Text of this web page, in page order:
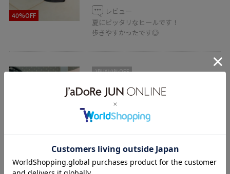
40%OFF
レビュー
夏にピッタリなヒールです！
歩きやすかったです◎
2BUY10%OFF
【GANNI for ADAM ET ROPE'】Re-
Tech Logo Print Mini Tote
ブラック / F
レビュー
ちょっとしたお出かけに丁度いいサイズ感